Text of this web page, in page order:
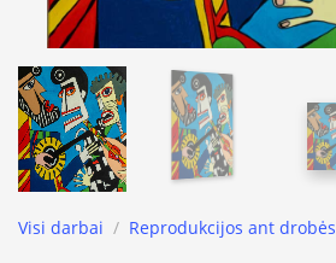
Visi darbai / Reprodukcijos ant drobės